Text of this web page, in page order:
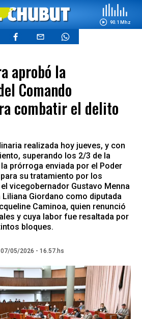
90.1 Mhz
aprobó la
Comando
combatir el delito
realizada hoy jueves, y con
superando los 2/3 de la
prórroga enviada por el Poder
su tratamiento por los
vicegobernador Gustavo Menna
Giordano como diputada
Caminoa, quien renunció
y cuya labor fue resaltada por
bloques.
07/05/2026 - 16.57.hs